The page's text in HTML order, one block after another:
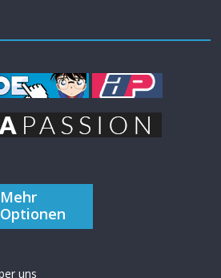
Mehr
Optionen
uns